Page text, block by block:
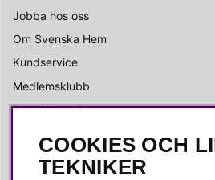
Jobba hos oss
Om Svenska Hem
Kundservice
Medlemsklubb
Press & media
SOCIALA MEDIER
COOKIES OCH
TEKNIKER